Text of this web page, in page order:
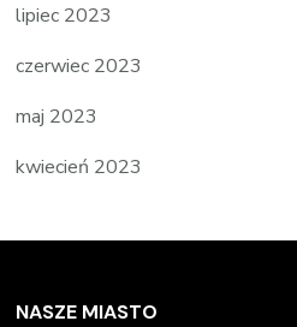
lipiec 2023
czerwiec 2023
maj 2023
kwiecień 2023
NASZE MIASTO